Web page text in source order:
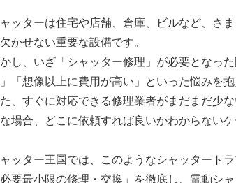
ッターは住宅や店舗、倉庫、ビルなど、さ
かせない重要な設備です。
し、いざ「シャッター修理」が必要となっ
「想像以上に費用が高い」といった悩みを
、すぐに対応できる修理業者がまだまだ少
場合、どこに依頼すれば良いかわからないケ
ッター王国では、このようなシャッタート
必要最小限の修理・交換」を徹底し、電動シ